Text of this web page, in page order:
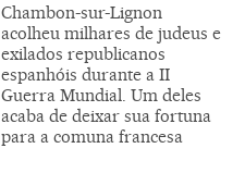
Chambon-sur-Lignon
acolheu milhares de judeus e
exilados republicanos
espanhóis durante a II
Guerra Mundial. Um deles
acaba de deixar sua fortuna
para a comuna francesa